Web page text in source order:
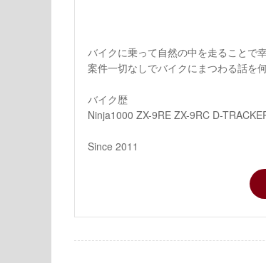
バイクに乗って自然の中を走ることで
案件一切なしでバイクにまつわる話を
バイク歴
Ninja1000 ZX-9RE ZX-9RC D-
Since 2011